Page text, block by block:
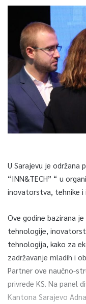
U Sarajevu je održana
“INN&TECH” “ u
inovatorstva, tehnike i
Ove godine bazirana
tehnologije,
tehnologija, kako za
zadržavanje mladih i
Partner ove naučno-
privrede KS. Na panel
Kantona Sarajevo